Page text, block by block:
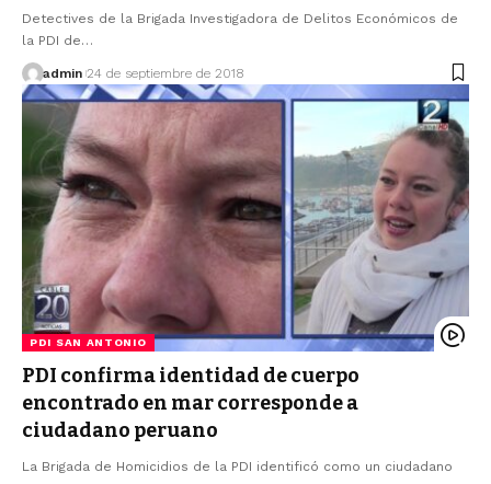
Detectives de la Brigada Investigadora de Delitos Económicos de
la PDI de…
admin 24 de septiembre de 2018
PDI SAN ANTONIO
PDI confirma identidad de cuerpo
encontrado en mar corresponde a
ciudadano peruano
La Brigada de Homicidios de la PDI identificó como un ciudadano